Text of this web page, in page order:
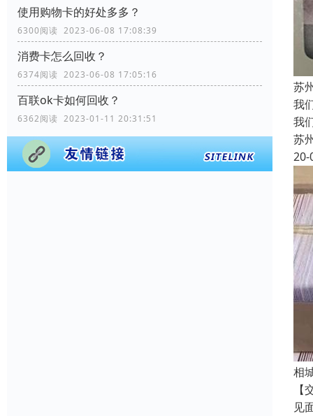
使用购物卡的好处多多？
6300阅读 2023-06-08 17:08:39
消费卡怎么回收？
6374阅读 2023-06-08 17:05:16
百联ok卡如何回收？
6362阅读 2023-01-11 20:31:51
苏
我
我
苏
20-
相
见